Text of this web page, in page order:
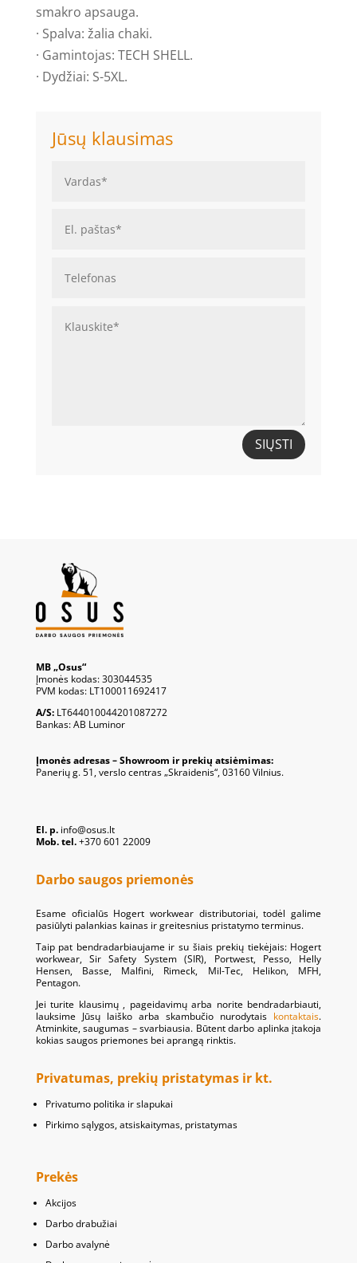
smakro apsauga.
· Spalva: žalia chaki.
· Gamintojas: TECH SHELL.
· Dydžiai: S-5XL.
Jūsų klausimas
SIŲSTI
MB „Osus“
Įmonės kodas: 303044535
PVM kodas: LT100011692417
A/S:LT644010044201087272
Bankas: AB Luminor
Įmonės adresas – Showroom ir prekių atsiėmimas:
Panerių g. 51, verslo centras „Skraidenis“, 03160 Vilnius.
El. p.info@osus.lt
Mob. tel.+370 601 22009
Darbo saugos priemonės
Esame oficialūs Hogert workwear distributoriai, todėl galime
pasiūlyti palankias kainas ir greitesnius pristatymo terminus.
Taip pat bendradarbiaujame ir su šiais prekių tiekėjais: Hogert
workwear, Sir Safety System (SIR), Portwest, Pesso, Helly
Hensen, Basse, Malfini, Rimeck, Mil-Tec, Helikon, MFH,
Pentagon.
Jei turite klausimų , pageidavimų arba norite bendradarbiauti,
lauksime Jūsų laiško arba skambučio nurodytais kontaktais.
Atminkite, saugumas – svarbiausia. Būtent darbo aplinka įtakoja
kokias saugos priemones bei aprangą rinktis.
Privatumas, prekių pristatymas ir kt.
Privatumo politika ir slapukai
Pirkimo sąlygos, atsiskaitymas, pristatymas
Prekės
Akcijos
Darbo drabužiai
Darbo avalynė